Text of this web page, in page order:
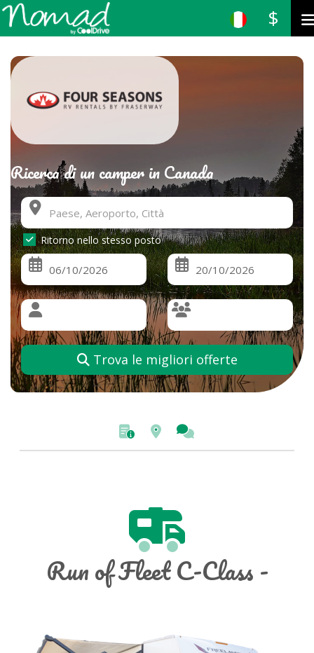
$
Ricerca di un camper in Canada
Ritorno nello stesso posto
Trova le migliori offerte
Run of Fleet C-Class -